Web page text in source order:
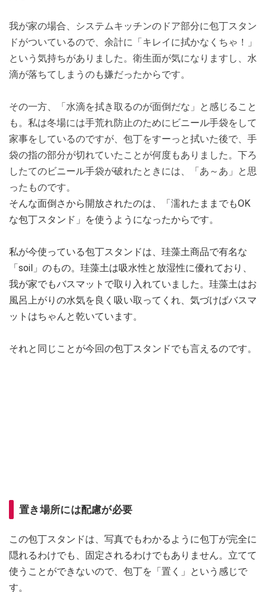
我が家の場合、システムキッチンのドア部分に包丁スタン
ドがついているので、余計に「キレイに拭かなくちゃ！」
という気持ちがありました。衛生面が気になりますし、水
滴が落ちてしまうのも嫌だったからです。
その一方、「水滴を拭き取るのが面倒だな」と感じること
も。私は冬場には手荒れ防止のためにビニール手袋をして
家事をしているのですが、包丁をすーっと拭いた後で、手
袋の指の部分が切れていたことが何度もありました。下ろ
したてのビニール手袋が破れたときには、「あ～あ」と思
ったものです。
そんな面倒さから開放されたのは、「濡れたままでもOK
な包丁スタンド」を使うようになったからです。
私が今使っている包丁スタンドは、珪藻土商品で有名な
「soil」のもの。珪藻土は吸水性と放湿性に優れており、
我が家でもバスマットで取り入れていました。珪藻土はお
風呂上がりの水気を良く吸い取ってくれ、気づけばバスマ
ットはちゃんと乾いています。
それと同じことが今回の包丁スタンドでも言えるのです。
置き場所には配慮が必要
この包丁スタンドは、写真でもわかるように包丁が完全に
隠れるわけでも、固定されるわけでもありません。立てて
使うことができないので、包丁を「置く」という感じで
す。